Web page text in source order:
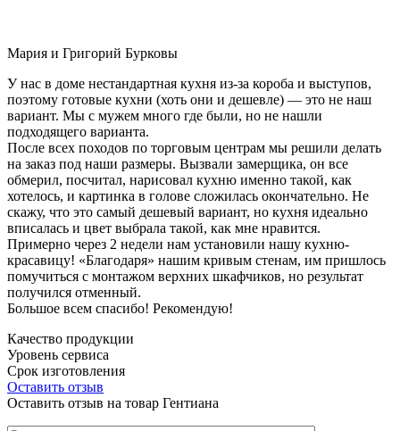
Мария и Григорий Бурковы
У нас в доме нестандартная кухня из-за короба и выступов,
поэтому готовые кухни (хоть они и дешевле) — это не наш
вариант. Мы с мужем много где были, но не нашли
подходящего варианта.
После всех походов по торговым центрам мы решили делать
на заказ под наши размеры. Вызвали замерщика, он все
обмерил, посчитал, нарисовал кухню именно такой, как
хотелось, и картинка в голове сложилась окончательно. Не
скажу, что это самый дешевый вариант, но кухня идеально
вписалась и цвет выбрала такой, как мне нравится.
Примерно через 2 недели нам установили нашу кухню-
красавицу! «Благодаря» нашим кривым стенам, им пришлось
помучиться с монтажом верхних шкафчиков, но результат
получился отменный.
Большое всем спасибо! Рекомендую!
Качество продукции
Уровень сервиса
Срок изготовления
Оставить отзыв
Оставить отзыв на товар Гентиана